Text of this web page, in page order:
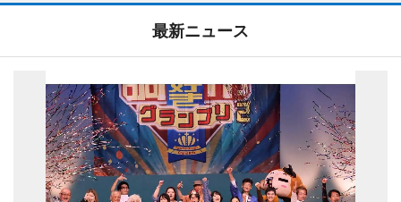
最新ニュース